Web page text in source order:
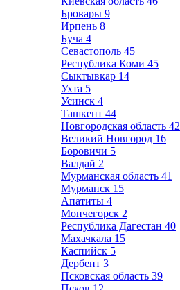
Бровары 9
Ирпень 8
Буча 4
Севастополь 45
Республика Коми 45
Сыктывкар 14
Ухта 5
Усинск 4
Ташкент 44
Новгородская область 42
Великий Новгород 16
Боровичи 5
Валдай 2
Мурманская область 41
Мурманск 15
Апатиты 4
Мончегорск 2
Республика Дагестан 40
Махачкала 15
Каспийск 5
Дербент 3
Псковская область 39